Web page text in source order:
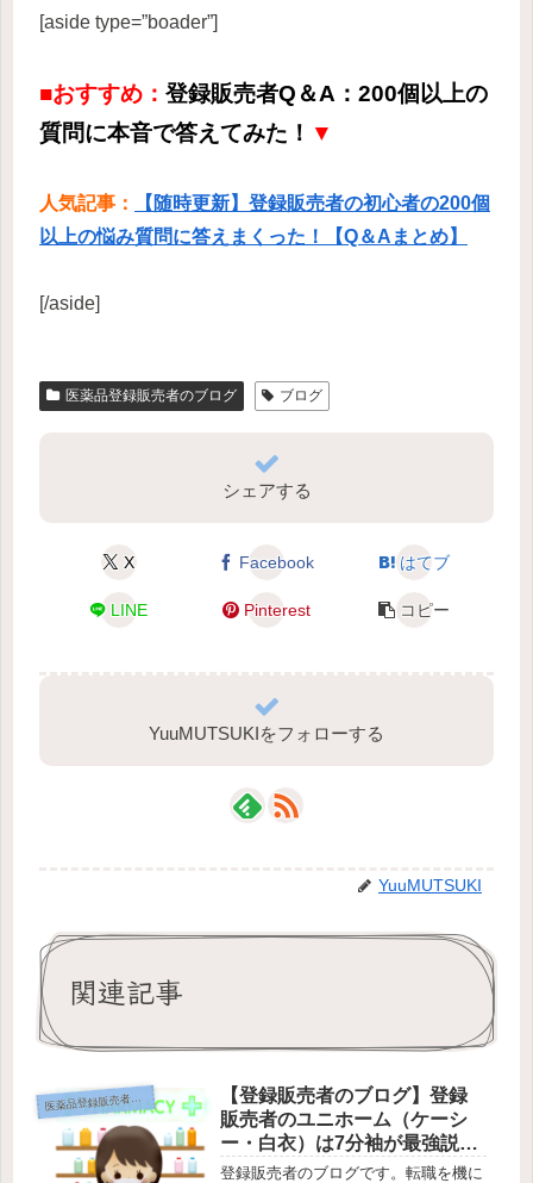
[aside type=”boader”]
■おすすめ： 登録販売者Q＆A：200個以上の
質問に本音で答えてみた！ ▼
人気記事：
【随時更新】登録販売者の初心者の200個
以上の悩み質問に答えまくった！【Q＆Aまとめ】
[/aside]
医薬品登録販売者のブログ ブログ
シェアする
X Facebook はてブ
LINE Pinterest コピー
YuuMUTSUKIをフォローする
YuuMUTSUKI
関連記事
医薬品登録販売者のブログ
【登録販売者のブログ】登録
販売者のユニホーム（ケーシ
ー・白衣）は7分袖が最強説
【2021年10月18日から10日24
登録販売者のブログです。転職を機に